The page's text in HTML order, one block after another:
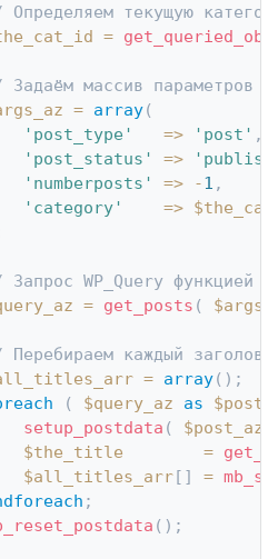
текущую
=
массив параметров
= array(
'post_type'
=> 'post' ,
'post_status'
=>
'numberposts'
=> -1 ,
'category'
=>
WP_Query функцией
= get_posts (
каждый
= array( ) ;
( $query_az as
setup_postdata ( $post_az
$the_title
=
$all_titles_arr[ ] =
;
( ) ;